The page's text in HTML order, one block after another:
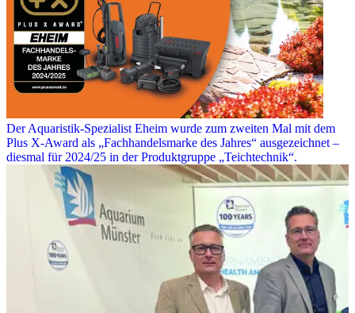
Der Aquaristik-Spezialist Eheim wurde zum zweiten Mal mit dem
Plus X-Award als „Fachhandelsmarke des Jahres“ ausgezeichnet –
diesmal für 2024/25 in der Produktgruppe „Teichtechnik“.